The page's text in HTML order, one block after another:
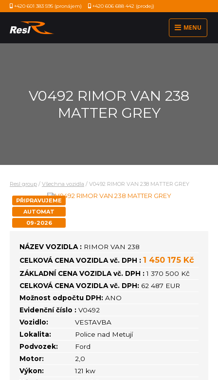
+420 601 383 595 (pronájem) +420 606 688 442 (prodej)
MENU
V0492 RIMOR VAN 238
MATTER GREY
Resl group / Všechna vozidla / V0492 RIMOR VAN 238 MATTER GREY
PŘIPRAVUJEME
AUTOMAT
09-2026
NÁZEV VOZIDLA : RIMOR VAN 238
CELKOVÁ CENA VOZIDLA vč. DPH : 1 450 175 Kč
ZÁKLADNÍ CENA VOZIDLA vč. DPH : 1 370 500 Kč
CELKOVÁ CENA VOZIDLA vč. DPH: 62 487 EUR
Možnost odpočtu DPH: ANO
Evidenční číslo : V0492
Vozidlo:
VESTAVBA
Lokalita:
Police nad Metují
Podvozek:
Ford
Motor:
2,0
Výkon:
121 kw